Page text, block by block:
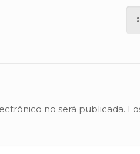
no será publicada.